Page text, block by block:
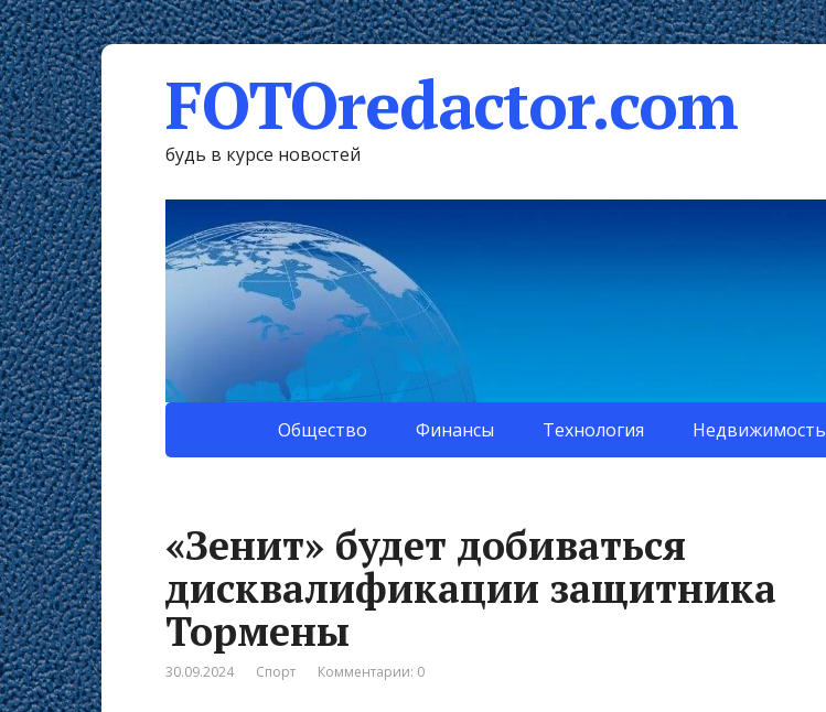
FOTOredactor.com
будь в курсе новостей
Общество Финансы Технология Недвижимость
«Зенит» будет добиваться
дисквалификации защитника
Тормены
30.09.2024 Спорт Комментарии: 0